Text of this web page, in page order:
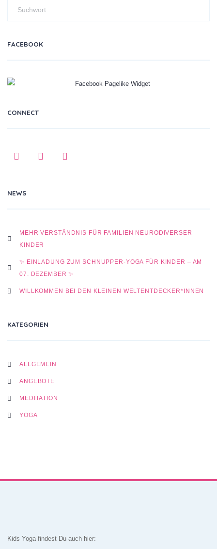
FACEBOOK
CONNECT
NEWS
MEHR VERSTÄNDNIS FÜR FAMILIEN NEURODIVERSER
KINDER
✨ EINLADUNG ZUM SCHNUPPER-YOGA FÜR KINDER – AM
07. DEZEMBER ✨
WILLKOMMEN BEI DEN KLEINEN WELTENTDECKER*INNEN
KATEGORIEN
ALLGEMEIN
ANGEBOTE
MEDITATION
YOGA
Kids Yoga findest Du auch hier: